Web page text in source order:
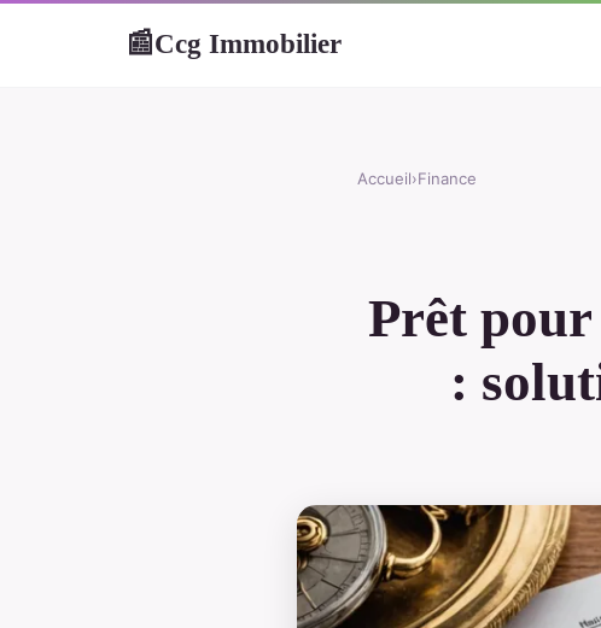
📰Ccg Immobilier
Accueil›Finance
Prêt pour
: